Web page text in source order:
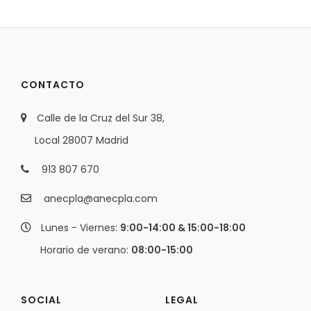
CONTACTO
Calle de la Cruz del Sur 38,
Local 28007 Madrid
913 807 670
anecpla@anecpla.com
Lunes - Viernes: 9:00-14:00 & 15:00-18:00
Horario de verano: 08:00-15:00
SOCIAL LEGAL